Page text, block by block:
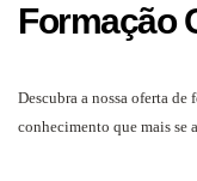
Formação
Descubra a nossa oferta
conhecimento que mais se